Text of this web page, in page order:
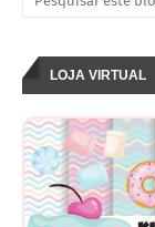
LOJA VIRTUAL